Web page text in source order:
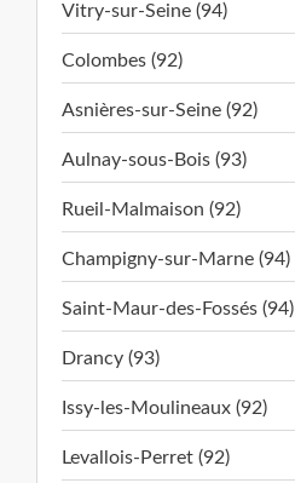
Vitry-sur-Seine (94)
Colombes (92)
Asnières-sur-Seine (92)
Aulnay-sous-Bois (93)
Rueil-Malmaison (92)
Champigny-sur-Marne (94)
Saint-Maur-des-Fossés (94)
Drancy (93)
Issy-les-Moulineaux (92)
Levallois-Perret (92)